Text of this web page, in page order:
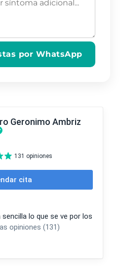
por WhatsApp